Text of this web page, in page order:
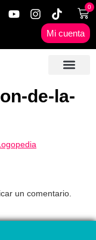
0
Mi cuenta
de-la-
un comentario.